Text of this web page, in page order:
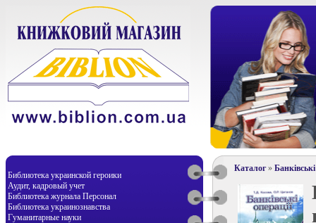
Библиотека украинской героики
Аудит, кадровый учет
Библиотека журнала Персонал
Библиотека украинознавства
Гуманитарные науки
Каталог»